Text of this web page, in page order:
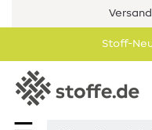
Stoff-